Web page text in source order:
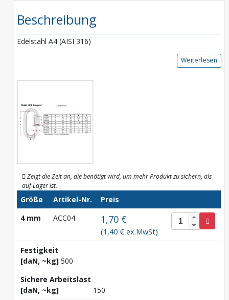
Beschreibung
Edelstahl A4 (AISI 316)
Weiterlesen
Zeigt die Zeit an, die benötigt wird, um mehr Produkt zu sichern, als
auf Lager ist.
Größe Artikel-Nr.
Preis
4 mm
ACC04 1,70 €
(1,40 € ex.MwSt)
Festigkeit
[daN, ~kg] 500
Sichere Arbeitslast
[daN, ~kg]
150